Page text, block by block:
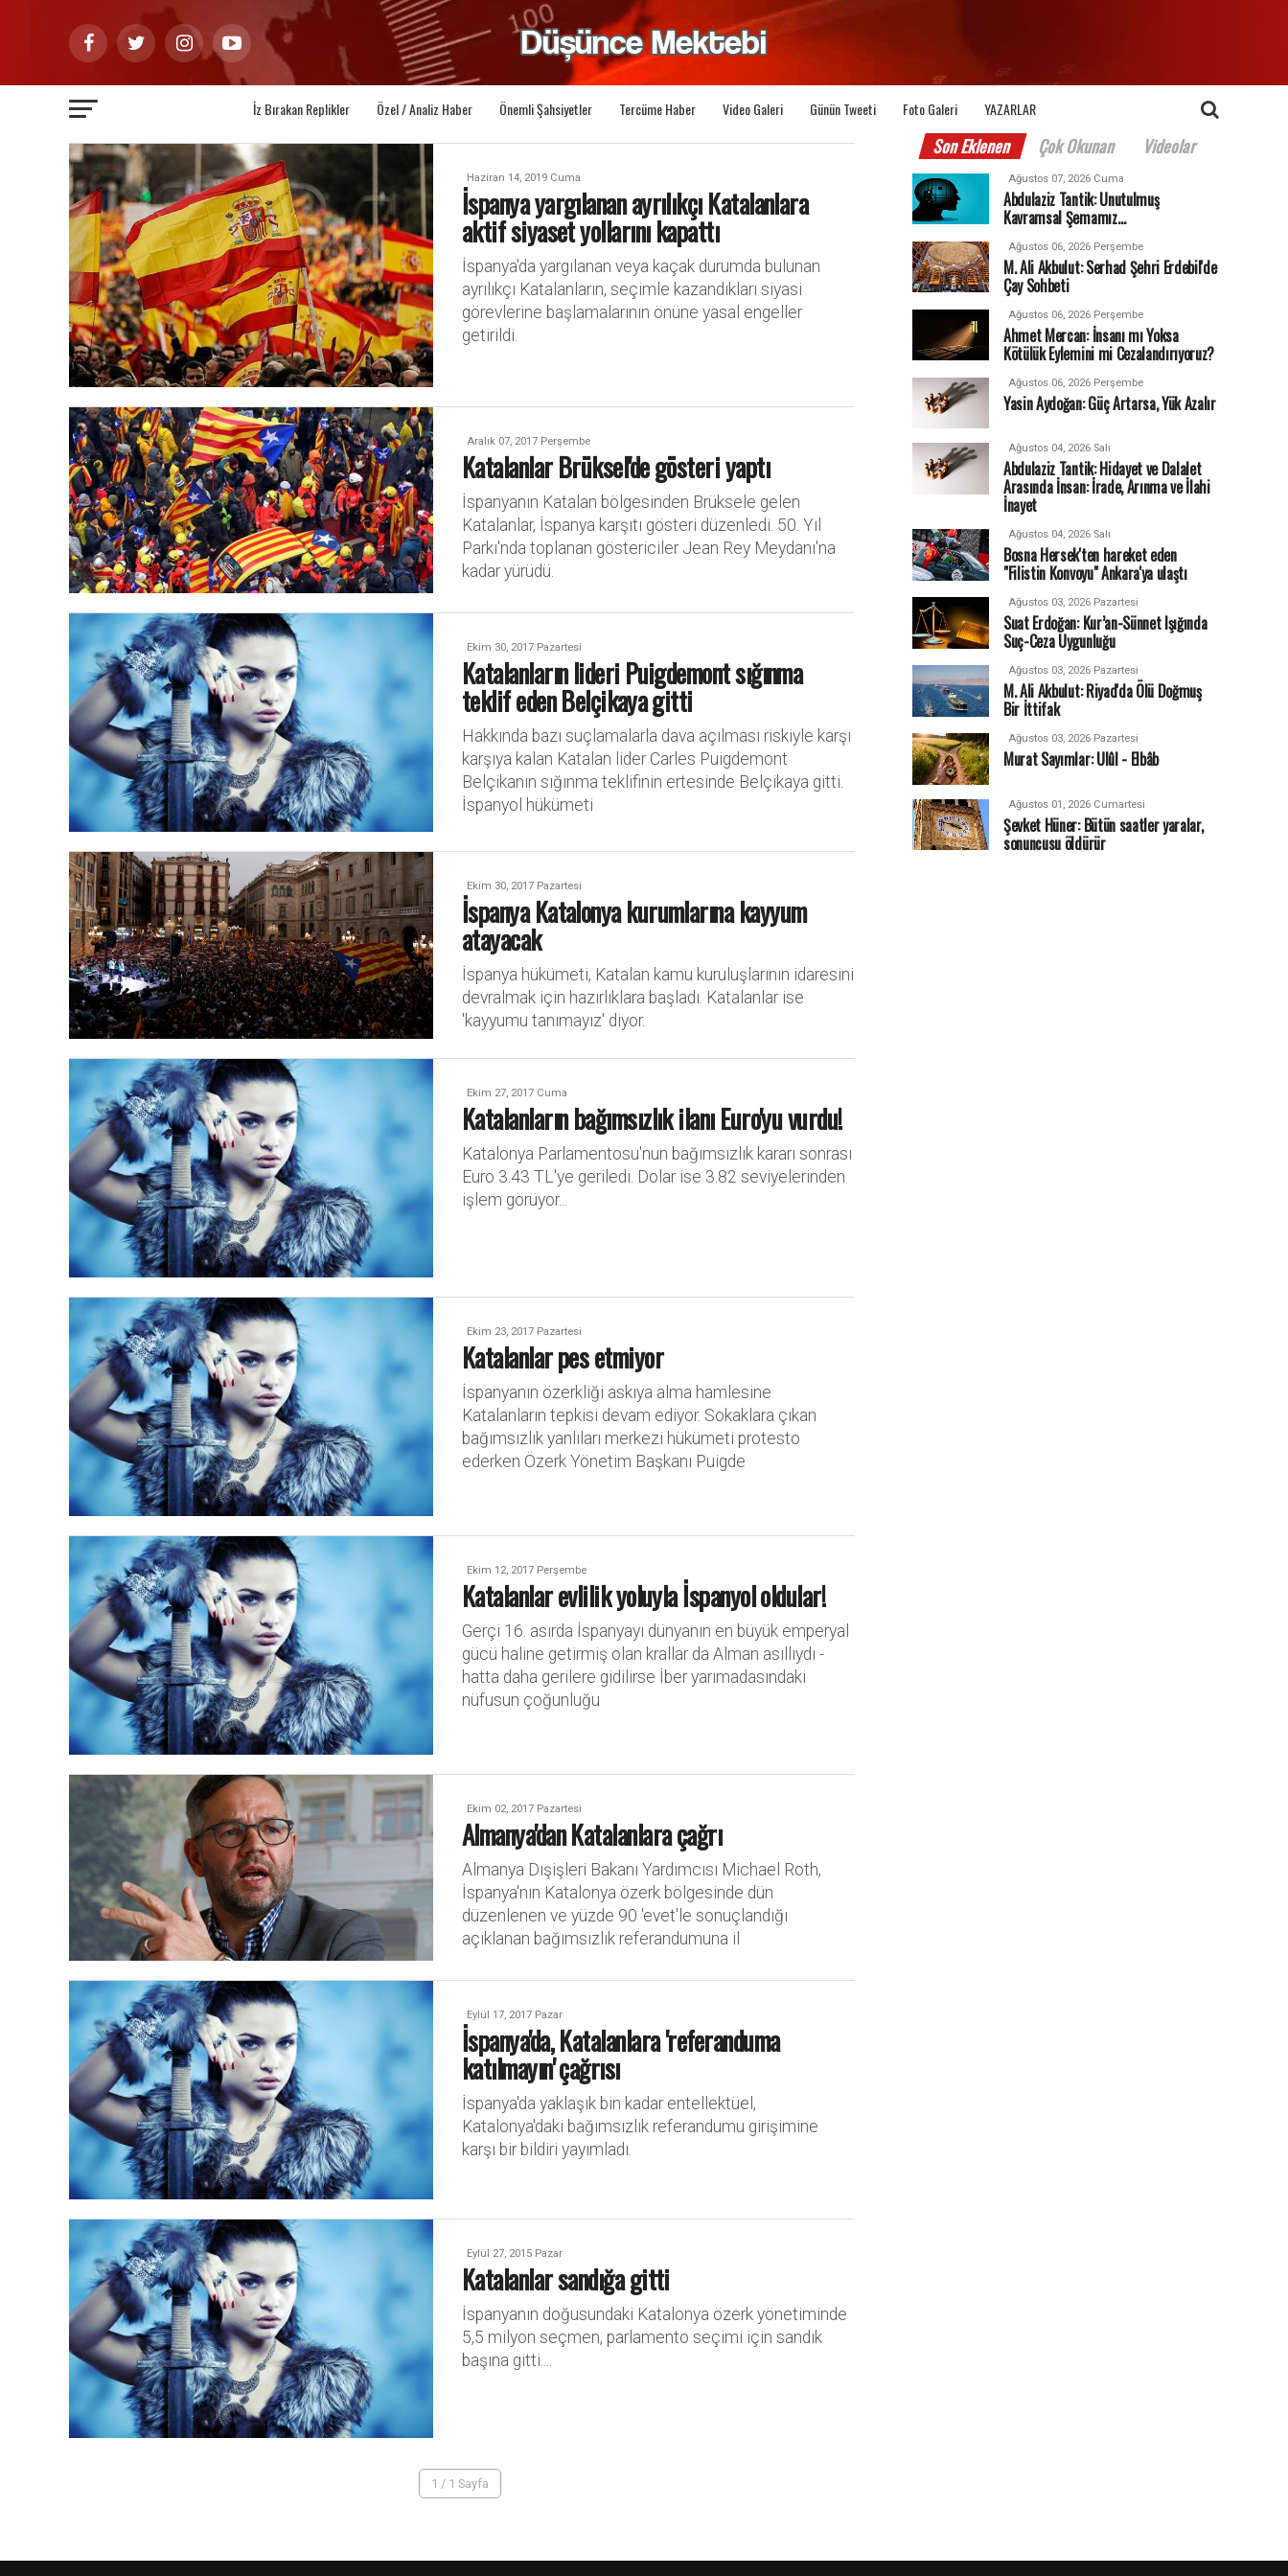
İz Bırakan Replikler Özel / Analiz Haber Önemli Şahsiyetler Tercüme Haber Video Galeri Günün Tweeti Foto Galeri YAZARLAR
Haziran 14, 2019 Cuma
İspanya yargılanan ayrılıkçı Katalanlara
aktif siyaset yollarını kapattı
İspanya'da yargılanan veya kaçak durumda bulunan
ayrılıkçı Katalanların, seçimle kazandıkları siyasi
görevlerine başlamalarının önüne yasal engeller
getirildi.
Aralık 07, 2017 Perşembe
Katalanlar Brüksel'de gösteri yaptı
İspanyanın Katalan bölgesinden Brüksele gelen
Katalanlar, İspanya karşıtı gösteri düzenledi. 50. Yıl
Parkı'nda toplanan göstericiler Jean Rey Meydanı'na
kadar yürüdü.
Ekim 30, 2017 Pazartesi
Katalanların lideri Puigdemont sığınma
teklif eden Belçikaya gitti
Hakkında bazı suçlamalarla dava açılması riskiyle karşı
karşıya kalan Katalan lider Carles Puigdemont
Belçikanın sığınma teklifinin ertesinde Belçikaya gitti.
İspanyol hükümeti
Ekim 30, 2017 Pazartesi
İspanya Katalonya kurumlarına kayyum
atayacak
İspanya hükümeti, Katalan kamu kuruluşlarının idaresini
devralmak için hazırlıklara başladı. Katalanlar ise
'kayyumu tanımayız' diyor.
Ekim 27, 2017 Cuma
Katalanların bağımsızlık ilanı Euro'yu vurdu!
Katalonya Parlamentosu'nun bağımsızlık kararı sonrası
Euro 3.43 TL'ye geriledi. Dolar ise 3.82 seviyelerinden
işlem görüyor...
Ekim 23, 2017 Pazartesi
Katalanlar pes etmiyor
İspanyanın özerkliği askıya alma hamlesine
Katalanların tepkisi devam ediyor. Sokaklara çıkan
bağımsızlık yanlıları merkezi hükümeti protesto
ederken Özerk Yönetim Başkanı Puigde
Ekim 12, 2017 Perşembe
Katalanlar evlilik yoluyla İspanyol oldular!
Gerçi 16. asırda İspanyayı dünyanın en büyük emperyal
gücü haline getirmiş olan krallar da Alman asıllıydı -
hatta daha gerilere gidilirse İber yarımadasındaki
nüfusun çoğunluğu
Ekim 02, 2017 Pazartesi
Almanya'dan Katalanlara çağrı
Almanya Dışişleri Bakanı Yardımcısı Michael Roth,
İspanya'nın Katalonya özerk bölgesinde dün
düzenlenen ve yüzde 90 'evet'le sonuçlandığı
açıklanan bağımsızlık referandumuna il
Eylül 17, 2017 Pazar
İspanya'da, Katalanlara 'referanduma
katılmayın' çağrısı
İspanya'da yaklaşık bin kadar entellektüel,
Katalonya'daki bağımsızlık referandumu girişimine
karşı bir bildiri yayımladı.
Eylül 27, 2015 Pazar
Katalanlar sandığa gitti
İspanyanın doğusundaki Katalonya özerk yönetiminde
5,5 milyon seçmen, parlamento seçimi için sandık
başına gitti....
1 / 1 Sayfa
Son Eklenen Çok Okunan Videolar
Ağustos 07, 2026 Cuma
Abdulaziz Tantik: Unutulmuş
Kavramsal Şemamız…
Ağustos 06, 2026 Perşembe
M. Ali Akbulut: Serhad Şehri Erdebil'de
Çay Sohbeti
Ağustos 06, 2026 Perşembe
Ahmet Mercan: İnsanı mı Yoksa
Kötülük Eylemini mi Cezalandırıyoruz?
Ağustos 06, 2026 Perşembe
Yasin Aydoğan: Güç Artarsa, Yük Azalır
Ağustos 04, 2026 Salı
Abdulaziz Tantik: Hidayet ve Dalalet
Arasında İnsan: İrade, Arınma ve İlahi
İnayet
Ağustos 04, 2026 Salı
Bosna Hersek'ten hareket eden
"Filistin Konvoyu" Ankara'ya ulaştı
Ağustos 03, 2026 Pazartesi
Suat Erdoğan: Kur’an-Sünnet Işığında
Suç-Ceza Uygunluğu
Ağustos 03, 2026 Pazartesi
M. Ali Akbulut: Riyad'da Ölü Doğmuş
Bir İttifak
Ağustos 03, 2026 Pazartesi
Murat Sayımlar: Ulûl - Elbâb
Ağustos 01, 2026 Cumartesi
Şevket Hüner: Bütün saatler yaralar,
sonuncusu öldürür